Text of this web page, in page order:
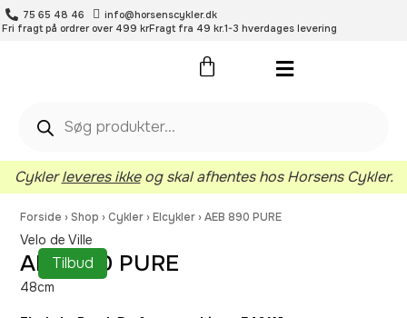
75 65 48 46
info@horsenscykler.dk
Fri fragt på ordrer over 499 krFragt fra 49 kr.1-3 hverdages levering
Cyklerleveres ikkeog skal afhentes hos Horsens Cykler.
Forside ›Shop ›Cykler ›Elcykler ›AEB 890 PURE
Tilbud
Velo de Ville
AEB 890 PURE
48cm